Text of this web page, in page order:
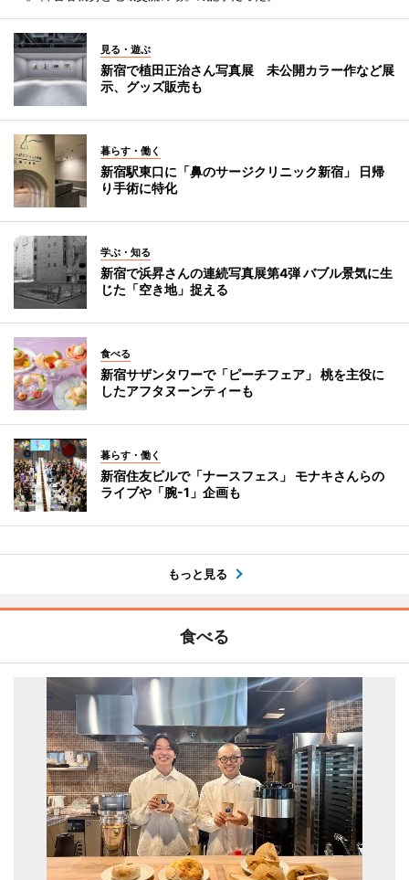
見る・遊ぶ
新宿で植田正治さん写真展 未公開カラー作など展
示、グッズ販売も
暮らす・働く
新宿駅東口に「鼻のサージクリニック新宿」 日帰
り手術に特化
学ぶ・知る
新宿で浜昇さんの連続写真展第4弾 バブル景気に生
じた「空き地」捉える
食べる
新宿サザンタワーで「ピーチフェア」 桃を主役に
したアフタヌーンティーも
暮らす・働く
新宿住友ビルで「ナースフェス」 モナキさんらの
ライブや「腕-1」企画も
もっと見る
食べる